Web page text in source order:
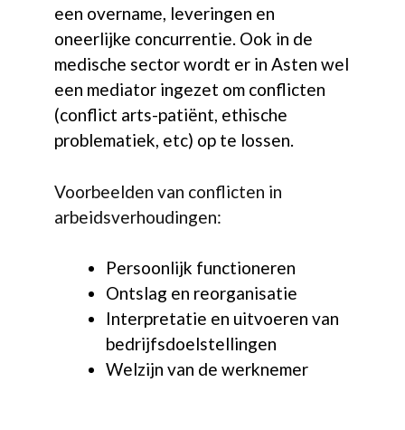
een overname, leveringen en
oneerlijke concurrentie. Ook in de
medische sector wordt er in Asten wel
een mediator ingezet om conflicten
(conflict arts-patiënt, ethische
problematiek, etc) op te lossen.
Voorbeelden van conflicten in
arbeidsverhoudingen:
Persoonlijk functioneren
Ontslag en reorganisatie
Interpretatie en uitvoeren van
bedrijfsdoelstellingen
Welzijn van de werknemer